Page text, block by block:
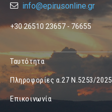
info@epirusonline.gr
+30 26510 23657 - 76655
Ταυτότητα
Πληροφορίες α.27 Ν.5253/2025
Επικοινωνία